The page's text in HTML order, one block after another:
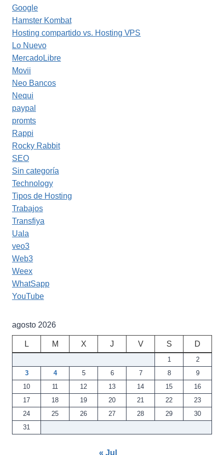
Google
Hamster Kombat
Hosting compartido vs. Hosting VPS
Lo Nuevo
MercadoLibre
Movii
Neo Bancos
Nequi
paypal
promts
Rappi
Rocky Rabbit
SEO
Sin categoría
Technology
Tipos de Hosting
Trabajos
Transfiya
Uala
veo3
Web3
Weex
WhatSapp
YouTube
agosto 2026
L M X J V S D
1
2
3
4 5 6 7 8
9
10
11 12 13 14 15
16
17
18 19 20 21 22
23
24
25 26 27 28 29
30
31
« Jul